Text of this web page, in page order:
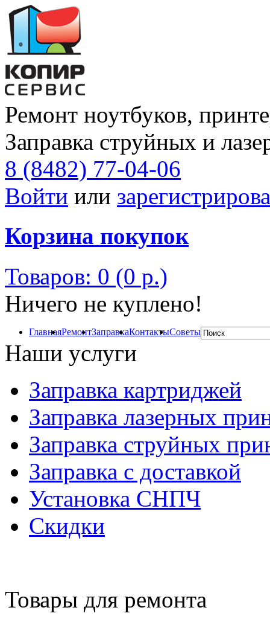
Ремонт ноутбуков,
Заправка струйных и
8 (8482) 77-04-06
Войти или
Корзина покупок
Товаров: 0 (0 р.)
Ничего не куплено!
ГлавнаяРемонтЗаправкаКонтактыСоветы
Наши услуги
Заправка картриджей
Заправка лазерных
Заправка струйных
Заправка с доставкой
Установка СНПЧ
Скидки
Товары для ремонта